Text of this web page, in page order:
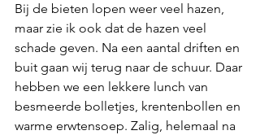
Bij de bieten lopen weer veel hazen,
maar zie ik ook dat de hazen veel
schade geven. Na een aantal driften en
buit gaan wij terug naar de schuur. Daar
hebben we een lekkere lunch van
besmeerde bolletjes, krentenbollen en
warme erwtensoep. Zalig, helemaal na